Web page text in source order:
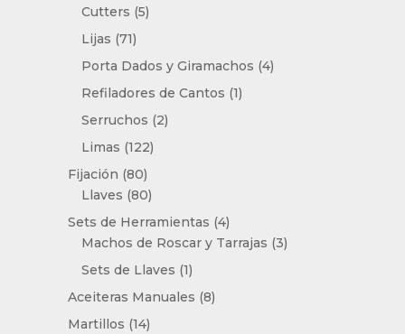
Cutters 55
Lijas 7171
productos
Porta Dados y Giramachos 44
Refiladores de Cantos 11
Serruchos 22
Limas 122122
Fijación 8080
productos
Llaves 8080
productos
Sets de Herramientas 44
productos
Machos de Roscar y Tarrajas 33
Sets de Llaves 11
producto
Aceiteras Manuales 88
Martillos 1414